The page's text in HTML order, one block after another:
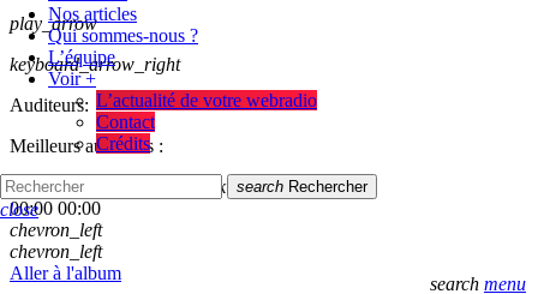
play_arrow
keyboard_arrow_right
Auditeurs:
Meilleurs auditeurs :
skip_previous
skip_next
00:00 00:00
chevron_left
chevron_left
Aller à l'album
Nos articles
Qui sommes-nous ?
L’équipe
Voir +
L’actualité de votre webradio
Contact
Crédits
search menu
search Rechercher
close